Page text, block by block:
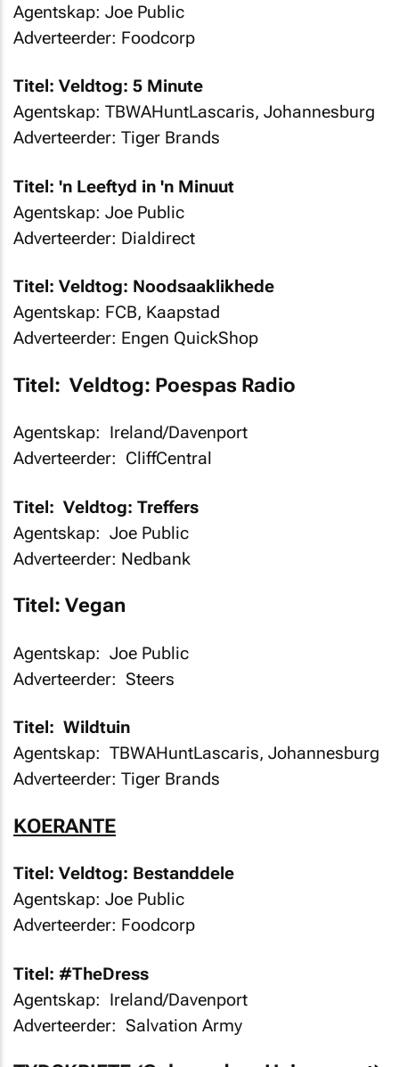
Agentskap: Joe Public
Adverteerder: Foodcorp
Titel: Veldtog: 5 Minute
Agentskap: TBWAHuntLascaris, Johannesburg
Adverteerder: Tiger Brands
Titel: 'n Leeftyd in 'n Minuut
Agentskap: Joe Public
Adverteerder: Dialdirect
Titel: Veldtog: Noodsaaklikhede
Agentskap: FCB, Kaapstad
Adverteerder: Engen QuickShop
Titel: Veldtog: Poespas Radio
Agentskap: Ireland/Davenport
Adverteerder: CliffCentral
Titel: Veldtog: Treffers
Agentskap: Joe Public
Adverteerder: Nedbank
Titel: Vegan
Agentskap: Joe Public
Adverteerder: Steers
Titel: Wildtuin
Agentskap: TBWAHuntLascaris, Johannesburg
Adverteerder: Tiger Brands
KOERANTE
Titel: Veldtog: Bestanddele
Agentskap: Joe Public
Adverteerder: Foodcorp
Titel: #TheDress
Agentskap: Ireland/Davenport
Adverteerder: Salvation Army